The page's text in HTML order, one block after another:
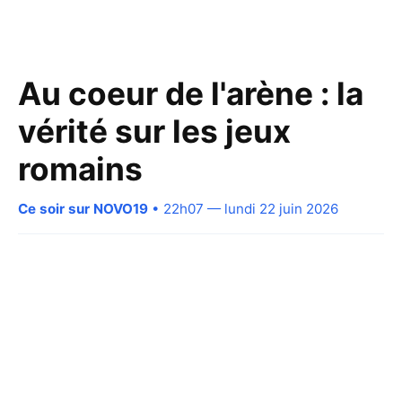
Au coeur de l'arène : la
vérité sur les jeux
romains
Ce soir sur NOVO19 • 22h07 — lundi 22 juin 2026